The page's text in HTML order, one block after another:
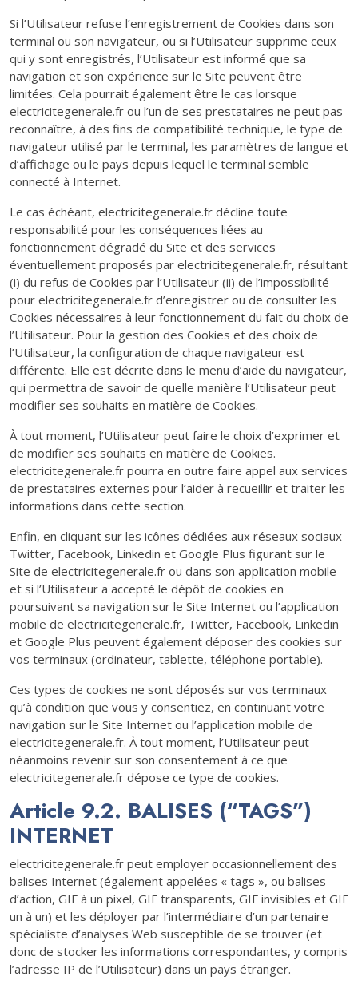
Si l’Utilisateur refuse l’enregistrement de Cookies dans son
terminal ou son navigateur, ou si l’Utilisateur supprime ceux
qui y sont enregistrés, l’Utilisateur est informé que sa
navigation et son expérience sur le Site peuvent être
limitées. Cela pourrait également être le cas lorsque
electricitegenerale.fr ou l’un de ses prestataires ne peut pas
reconnaître, à des fins de compatibilité technique, le type de
navigateur utilisé par le terminal, les paramètres de langue et
d’affichage ou le pays depuis lequel le terminal semble
connecté à Internet.
Le cas échéant, electricitegenerale.fr décline toute
responsabilité pour les conséquences liées au
fonctionnement dégradé du Site et des services
éventuellement proposés par electricitegenerale.fr, résultant
(i) du refus de Cookies par l’Utilisateur (ii) de l’impossibilité
pour electricitegenerale.fr d’enregistrer ou de consulter les
Cookies nécessaires à leur fonctionnement du fait du choix de
l’Utilisateur. Pour la gestion des Cookies et des choix de
l’Utilisateur, la configuration de chaque navigateur est
différente. Elle est décrite dans le menu d’aide du navigateur,
qui permettra de savoir de quelle manière l’Utilisateur peut
modifier ses souhaits en matière de Cookies.
À tout moment, l’Utilisateur peut faire le choix d’exprimer et
de modifier ses souhaits en matière de Cookies.
electricitegenerale.fr pourra en outre faire appel aux services
de prestataires externes pour l’aider à recueillir et traiter les
informations dans cette section.
Enfin, en cliquant sur les icônes dédiées aux réseaux sociaux
Twitter, Facebook, Linkedin et Google Plus figurant sur le
Site de electricitegenerale.fr ou dans son application mobile
et si l’Utilisateur a accepté le dépôt de cookies en
poursuivant sa navigation sur le Site Internet ou l’application
mobile de electricitegenerale.fr, Twitter, Facebook, Linkedin
et Google Plus peuvent également déposer des cookies sur
vos terminaux (ordinateur, tablette, téléphone portable).
Ces types de cookies ne sont déposés sur vos terminaux
qu’à condition que vous y consentiez, en continuant votre
navigation sur le Site Internet ou l’application mobile de
electricitegenerale.fr. À tout moment, l’Utilisateur peut
néanmoins revenir sur son consentement à ce que
electricitegenerale.fr dépose ce type de cookies.
Article 9.2. BALISES (“TAGS”)
INTERNET
electricitegenerale.fr peut employer occasionnellement des
balises Internet (également appelées « tags », ou balises
d’action, GIF à un pixel, GIF transparents, GIF invisibles et GIF
un à un) et les déployer par l’intermédiaire d’un partenaire
spécialiste d’analyses Web susceptible de se trouver (et
donc de stocker les informations correspondantes, y compris
l’adresse IP de l’Utilisateur) dans un pays étranger.